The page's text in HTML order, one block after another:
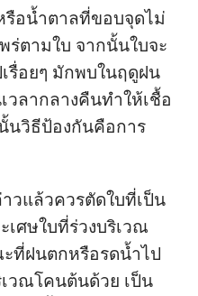
รือน้ำตาลที่ขอบจุดไม่
ตามใบ จากนั้นใบจะ
รื่อยๆ มักพบในฤดูฝน
วลากลางคืนทำให้เชื้อ
นวิธีป้องกันคือการ
วแล้วควรตัดใบที่เป็น
เศษใบที่ร่วงบริเวณ
ที่ฝนตกหรือรดน้ำไป
เวณโคนต้นด้วย เป็น